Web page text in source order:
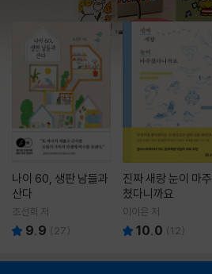
나이 60, 생판 남들과
산다
조선희 저
9.9 ( 27)
진짜 새랑 눈이 마주
쳤다니까요
이이은 저
10.0 (12)